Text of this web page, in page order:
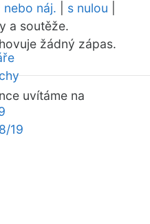
19
nebo náj. s nulou
a soutěže.
žádný zápas.
uvítáme na